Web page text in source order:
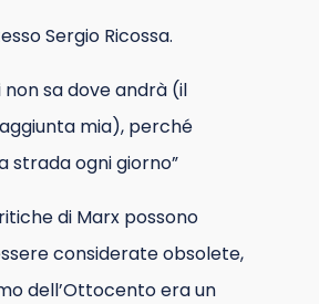
Sergio Ricossa.
non sa dove andrà (il
mia), perché
strada ogni giorno”
di Marx possono
considerate obsolete,
dell’Ottocento era un